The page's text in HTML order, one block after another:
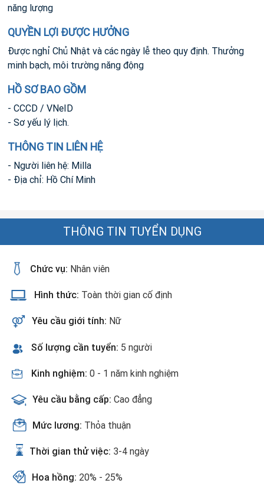
năng lượng
QUYỀN LỢI ĐƯỢC HƯỞNG
Được nghỉ Chủ Nhật và các ngày lễ theo quy định. Thưởng
minh bạch, môi trường năng động
HỒ SƠ BAO GỒM
- CCCD / VNeID
- Sơ yếu lý lịch.
THÔNG TIN LIÊN HỆ
- Người liên hệ: Milla
- Địa chỉ: Hồ Chí Minh
THÔNG TIN TUYỂN DỤNG
Chức vụ: Nhân viên
Hình thức: Toàn thời gian cố định
Yêu cầu giới tính: Nữ
Số lượng cần tuyển: 5 người
Kinh nghiệm: 0 - 1 năm kinh nghiệm
Yêu cầu bằng cấp: Cao đẳng
Mức lương: Thỏa thuận
Thời gian thử việc: 3-4 ngày
Hoa hồng: 20% - 25%